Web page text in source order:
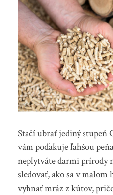
Stačí ubrať jediný stupeň
vám poďakuje ľahšou
neplytváte darmi prírody
sledovať, ako sa v malom
vyhnať mráz z kútov,